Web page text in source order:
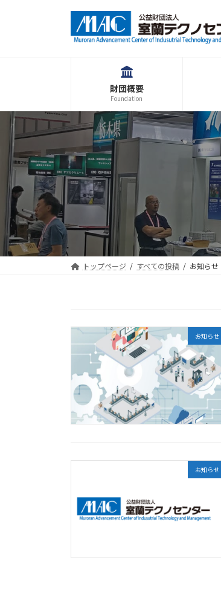
キ
に
財団概要
Foundation
トップページ すべての投稿 お知らせ
お知らせ
お知らせ